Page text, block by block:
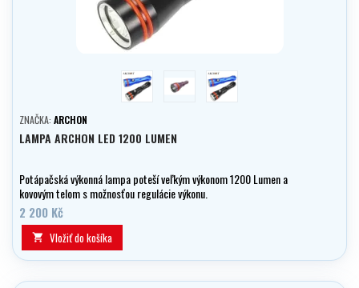
modrá ružová černá
ZNAČKA: ARCHON
LAMPA ARCHON LED 1200 LUMEN
Potápačská výkonná lampa poteší veľkým výkonom 1200 Lumen a
kovovým telom s možnosťou regulácie výkonu.
2 200 Kč
 Vložiť do košíka